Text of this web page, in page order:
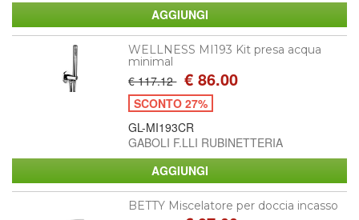
WELLNESS MI193 Kit presa acqua
minimal
€ 117.12 € 86.00
SCONTO 27%
GL-MI193CR
GABOLI F.LLI RUBINETTERIA
BETTY Miscelatore per doccia incasso